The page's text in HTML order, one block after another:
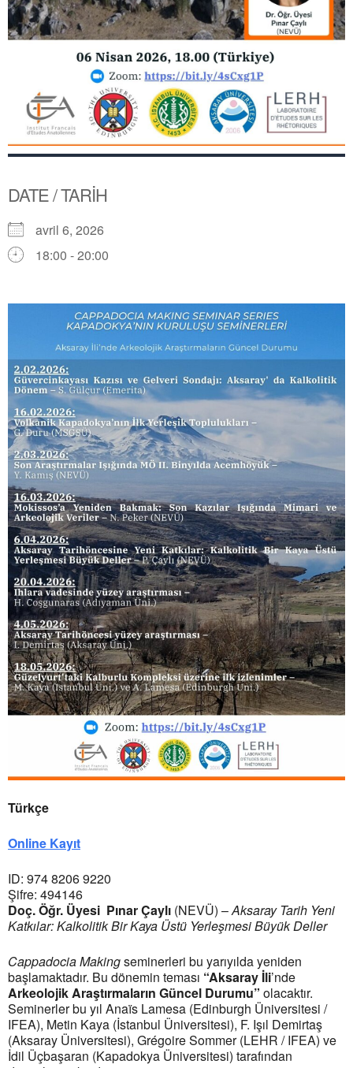
DATE / TARİH
avril 6, 2026
18:00 - 20:00
Türkçe
Online Kayıt
ID: 974 8206 9220
Şifre: 494146
Doç. Öğr. Üyesi Pınar Çaylı (NEVÜ) –Aksaray Tarih Yeni
Katkılar: Kalkolitik Bir Kaya Üstü Yerleşmesi Büyük Deller
Cappadocia Makingseminerleri bu yarıyılda yeniden
başlamaktadır. Bu dönemin teması “Aksaray İli’nde
Arkeolojik Araştırmaların Güncel Durumu” olacaktır.
Seminerler bu yıl Anaïs Lamesa (Edinburgh Üniversitesi /
IFEA), Metin Kaya (İstanbul Üniversitesi), F. Işıl Demirtaş
(Aksaray Üniversitesi), Grégoire Sommer (LEHR / IFEA) ve
İdil Üçbaşaran (Kapadokya Üniversitesi) tarafından